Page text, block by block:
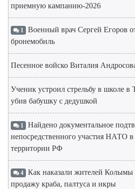
приемную кампанию-2026
1 Военный врач Сергей Егоров
бронемобиль
Песенное войско Виталия
Ученик устроил стрельбу в школе в
убив бабушку с дедушкой
1 Найдено документальное
непосредственного участия НАТО в
территории РФ
4 Как наказали жителей Колымы
продажу краба, палтуса и икры